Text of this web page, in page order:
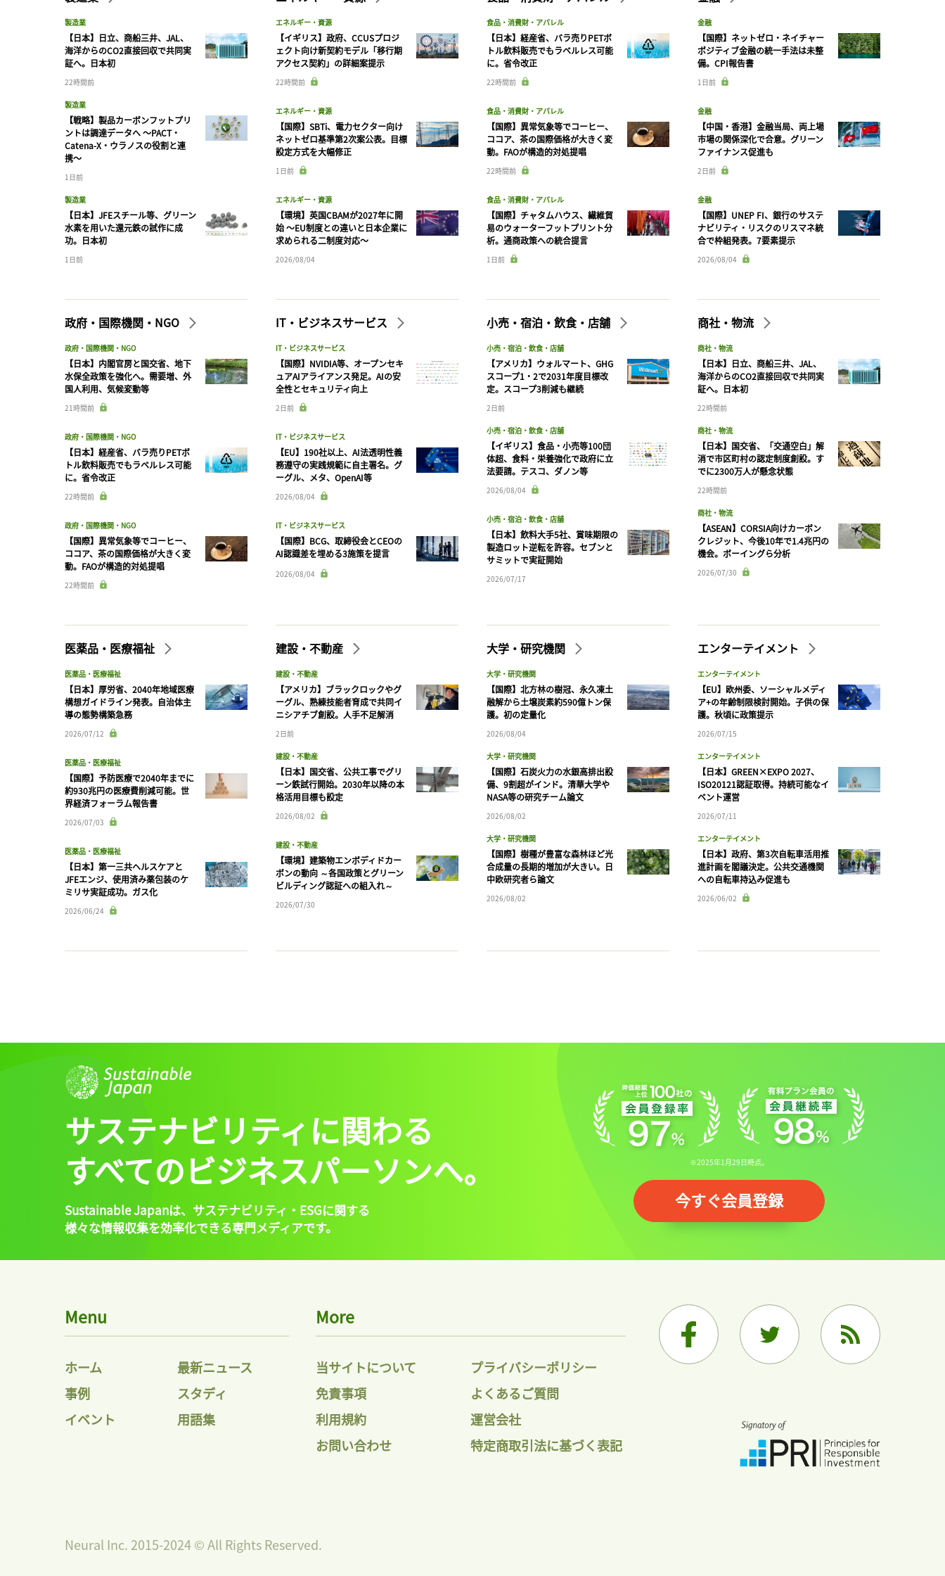
製造業
【日本】日立、商船三井、JAL、
海洋からのCO2直接回収で共同実
証へ。日本初
22時間前
製造業
【戦略】製品カーボンフットプリ
ントは調達データへ 〜PACT・
Catena-X・ウラノスの役割と連
携〜
1日前
製造業
【日本】JFEスチール等、グリーン
水素を用いた還元鉄の試作に成
功。日本初
1日前
エネルギー・資源
【イギリス】政府、CCUSプロジ
ェクト向け新契約モデル「移行期
アクセス契約」の詳細案提示
22時間前
エネルギー・資源
【国際】SBTi、電力セクター向け
ネットゼロ基準第2次案公表。目標
設定方式を大幅修正
1日前
エネルギー・資源
【環境】英国CBAMが2027年に開
始 〜EU制度との違いと日本企業に
求められる二制度対応〜
2026/08/04
食品・消費財・アパレル
【日本】経産省、バラ売りPETボ
トル飲料販売でもラベルレス可能
に。省令改正
22時間前
食品・消費財・アパレル
【国際】異常気象等でコーヒー、
ココア、茶の国際価格が大きく変
動。FAOが構造的対処提唱
22時間前
食品・消費財・アパレル
【国際】チャタムハウス、繊維貿
易のウォーターフットプリント分
析。通商政策への統合提言
1日前
金融
【国際】ネットゼロ・ネイチャー
ポジティブ金融の統一手法は未整
備。CPI報告書
1日前
金融
【中国・香港】金融当局、両上場
市場の関係深化で合意。グリーン
ファイナンス促進も
2日前
金融
【国際】UNEP FI、銀行のサステ
ナビリティ・リスクのリスマネ統
合で枠組発表。7要素提示
2026/08/04
政府・国際機関・NGO
政府・国際機関・NGO
【日本】内閣官房と国交省、地下
水保全政策を強化へ。需要増、外
国人利用、気候変動等
21時間前
政府・国際機関・NGO
【日本】経産省、バラ売りPETボ
トル飲料販売でもラベルレス可能
に。省令改正
22時間前
政府・国際機関・NGO
【国際】異常気象等でコーヒー、
ココア、茶の国際価格が大きく変
動。FAOが構造的対処提唱
22時間前
IT・ビジネスサービス
IT・ビジネスサービス
【国際】NVIDIA等、オープンセキ
ュアAIアライアンス発足。AIの安
全性とセキュリティ向上
2日前
IT・ビジネスサービス
【EU】190社以上、AI法透明性義
務遵守の実践規範に自主署名。グ
ーグル、メタ、OpenAI等
2026/08/04
IT・ビジネスサービス
【国際】BCG、取締役会とCEOの
AI認識差を埋める3施策を提言
2026/08/04
小売・宿泊・飲食・店舗
小売・宿泊・飲食・店舗
【アメリカ】ウォルマート、GHG
スコープ1・2で2031年度目標改
定。スコープ3削減も継続
2日前
小売・宿泊・飲食・店舗
【イギリス】食品・小売等100団
体超、食料・栄養強化で政府に立
法要請。テスコ、ダノン等
2026/08/04
小売・宿泊・飲食・店舗
【日本】飲料大手5社、賞味期限の
製造ロット逆転を許容。セブンと
サミットで実証開始
2026/07/17
商社・物流
商社・物流
【日本】日立、商船三井、JAL、
海洋からのCO2直接回収で共同実
証へ。日本初
22時間前
商社・物流
【日本】国交省、「交通空白」解
消で市区町村の認定制度創設。す
でに2300万人が懸念状態
22時間前
商社・物流
【ASEAN】CORSIA向けカーボン
クレジット、今後10年で1.4兆円の
機会。ボーイングら分析
2026/07/30
医薬品・医療福祉
医薬品・医療福祉
【日本】厚労省、2040年地域医療
構想ガイドライン発表。自治体主
導の態勢構築急務
2026/07/12
医薬品・医療福祉
【国際】予防医療で2040年までに
約930兆円の医療費削減可能。世
界経済フォーラム報告書
2026/07/03
医薬品・医療福祉
【日本】第一三共ヘルスケアと
JFEエンジ、使用済み薬包装のケ
ミリサ実証成功。ガス化
2026/06/24
建設・不動産
建設・不動産
【アメリカ】ブラックロックやグ
ーグル、熟練技能者育成で共同イ
ニシアチブ創設。人手不足解消
2日前
建設・不動産
【日本】国交省、公共工事でグリ
ーン鉄試行開始。2030年以降の本
格活用目標も設定
2026/08/02
建設・不動産
【環境】建築物エンボディドカー
ボンの動向 ～各国政策とグリーン
ビルディング認証への組入れ～
2026/07/30
大学・研究機関
大学・研究機関
【国際】北方林の樹冠、永久凍土
融解から土壌炭素約590億トン保
護。初の定量化
2026/08/04
大学・研究機関
【国際】石炭火力の水銀高排出設
備、9割超がインド。清華大学や
NASA等の研究チーム論文
2026/08/02
大学・研究機関
【国際】樹種が豊富な森林ほど光
合成量の長期的増加が大きい。日
中欧研究者ら論文
2026/08/02
エンターテイメント
エンターテイメント
【EU】欧州委、ソーシャルメディ
ア+の年齢制限検討開始。子供の保
護。秋頃に政策提示
2026/07/15
エンターテイメント
【日本】GREEN×EXPO 2027、
ISO20121認証取得。持続可能なイ
ベント運営
2026/07/11
エンターテイメント
【日本】政府、第3次自転車活用推
進計画を閣議決定。公共交通機関
への自転車持込み促進も
2026/06/02
記事をお気に入りに保存するには
ログイン 会員登録
サステナビリティに関わる
すべてのビジネスパーソンへ。
Sustainable Japanは、 サステナビリティ・ESGに関する
様々な情報収集を効率化できる専門メディアです。
※2025年1月29日時点。
今すぐ会員登録
Menu
ホーム
最新ニュース
事例
スタディ
イベント
用語集
More
当サイトについて
プライバシーポリシー
免責事項
よくあるご質問
利用規約
運営会社
お問い合わせ
特定商取引法に基づく表記
Neural Inc. 2015-2024 © All Rights Reserved.